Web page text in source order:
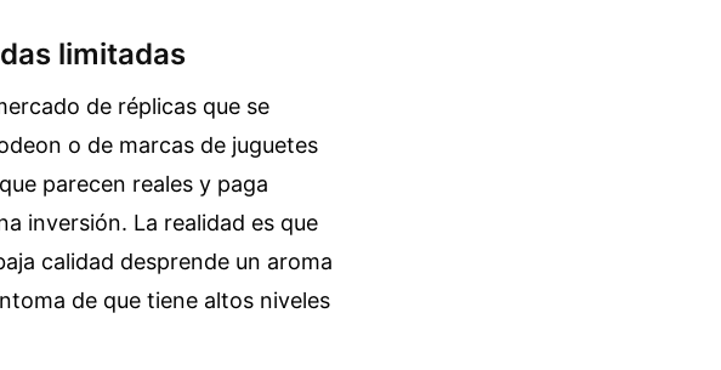
limitadas
de réplicas que se
o de marcas de juguetes
parecen reales y paga
inversión. La realidad es que
calidad desprende un aroma
de que tiene altos niveles